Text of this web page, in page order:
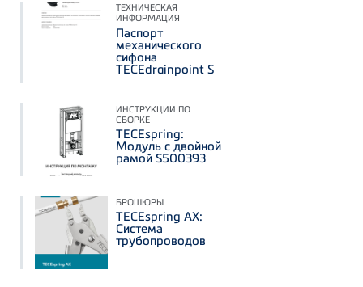
ТЕХНИЧЕСКАЯ
ИНФОРМАЦИЯ
Паспорт
механического
сифона
TECEdrainpoint S
ИНСТРУКЦИИ ПО
СБОРКЕ
TECEspring:
Модуль с двойной
рамой S500393
БРОШЮРЫ
TECEspring AX:
Система
трубопроводов